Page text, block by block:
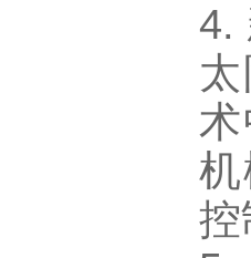
4.
控